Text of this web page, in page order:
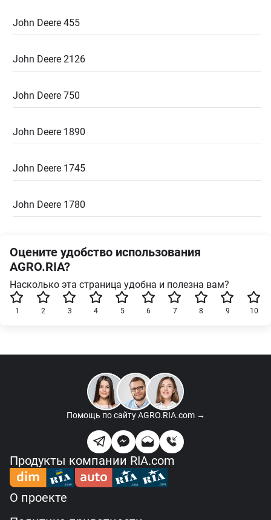
John Deere 455
John Deere 2126
John Deere 750
John Deere 1890
John Deere 1745
John Deere 1780
Оцените удобство использования
AGRO.RIA?
Насколько эта страница удобна и полезна вам?
10
9
8
7
6
5
4
3
2
1
Помощь по сайтуAGRO.RIA.com →
Продукты компании RIA.com
О проекте